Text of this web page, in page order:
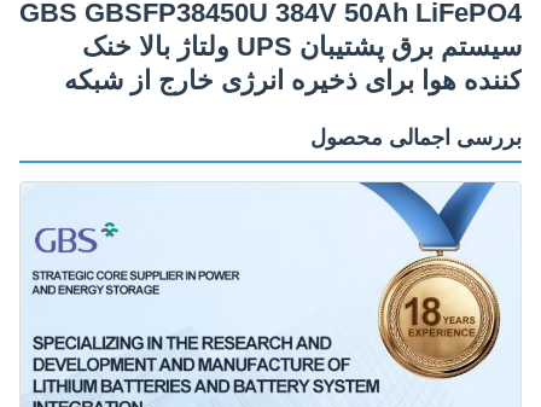
GBS GBSFP38450U 384V 50Ah LiFePO4
سیستم برق پشتیبان UPS ولتاژ بالا خنک
کننده هوا برای ذخیره انرژی خارج از شبکه
بررسی اجمالی محصول